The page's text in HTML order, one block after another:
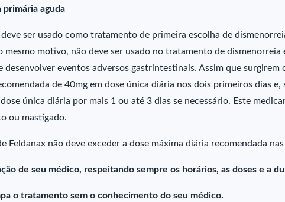
primária aguda
deve ser usado como tratamento de primeira escolha de
mesmo motivo, não deve ser usado no tratamento de dismenorreia
desenvolver eventos adversos gastrintestinais. Assim que surgirem
de 40mg em dose única diária nos dois primeiros dias e,
única diária por mais 1 ou até 3 dias se necessário. Este
ou mastigado.
Feldanax não deve exceder a dose máxima diária recomendada
de seu médico, respeitando sempre os horários, as doses e a
o tratamento sem o conhecimento do seu médico.